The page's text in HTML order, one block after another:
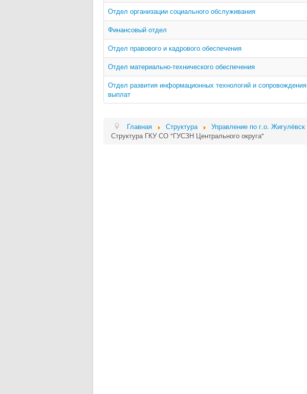
Отдел организации социального обслуживания
Финансовый отдел
Отдел правового и кадрового обеспечения
Отдел материально-технического обеспечения
Отдел развития информационных технологий и сопровождения
выплат
Главная Структура
Управление по г.о. Жигулёвск
Структура ГКУ СО "ГУСЗН Центрального округа"